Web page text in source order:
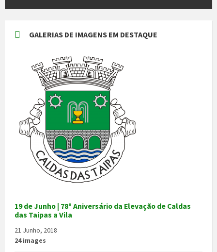
GALERIAS DE IMAGENS EM DESTAQUE
19 de Junho | 78º Aniversário da Elevação de Caldas
das Taipas a Vila
21 Junho, 2018
24 images